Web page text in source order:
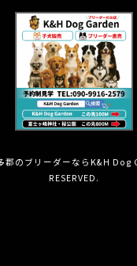
郡のブリーダーならK&H Dog
RESERVED.